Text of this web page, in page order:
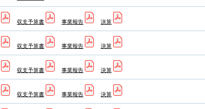
収支予算書 事業報告 決算
収支予算書 事業報告 決算
収支予算書 事業報告 決算
収支予算書 事業報告 決算